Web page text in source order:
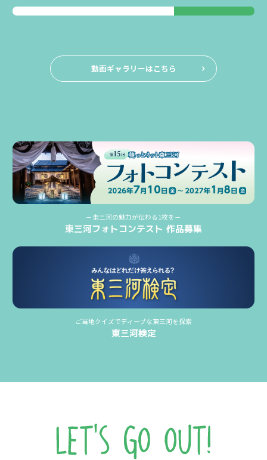
動画ギャラリーはこちら
－東三河の魅力が伝わる1枚を－
東三河フォトコンテスト 作品募集
ご当地クイズでディープな東三河を探索
東三河検定